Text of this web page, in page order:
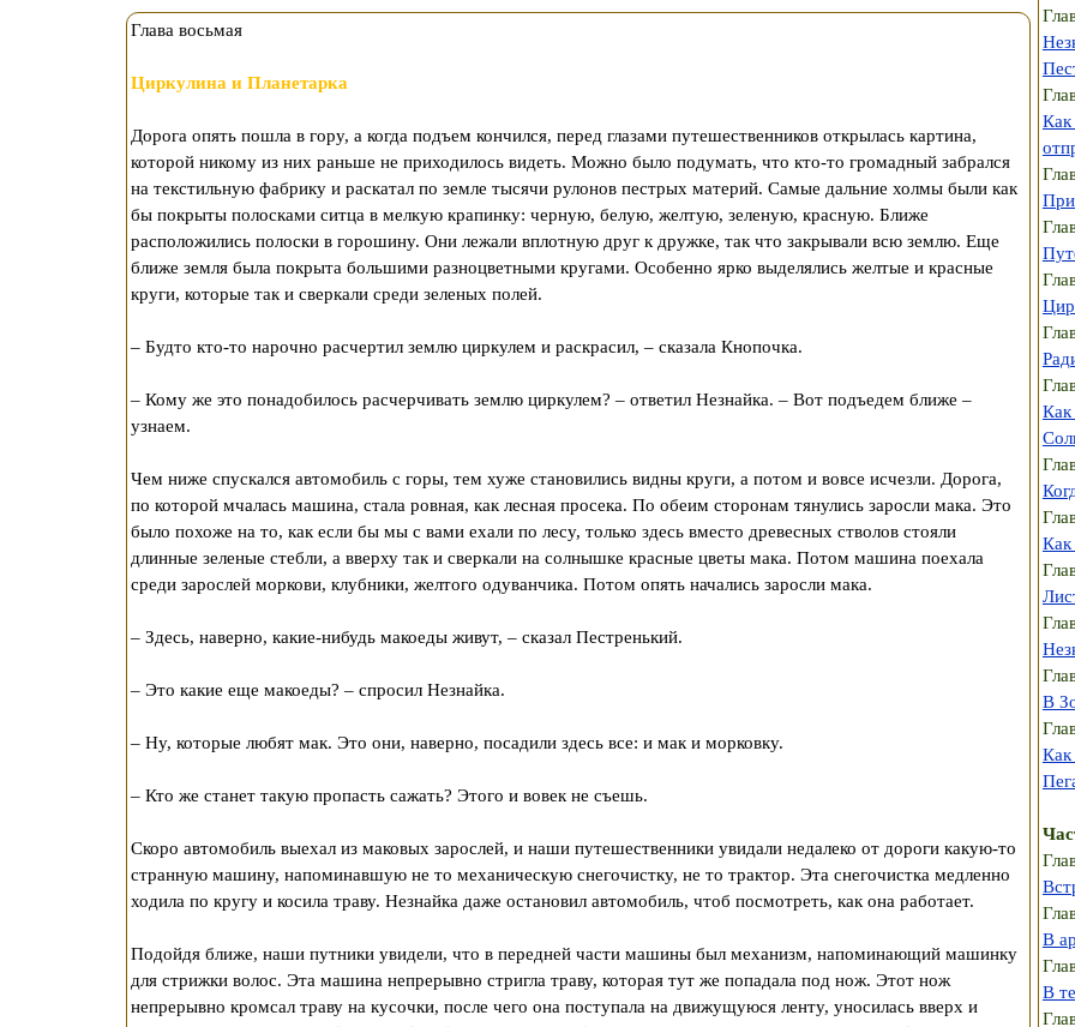
Глава восьмая
Циркулина и Планетарка
Дорога опять пошла в гору, а когда подъем кончился, перед глазами путешественников открылась картина,
которой никому из них раньше не приходилось видеть. Можно было подумать, что кто-то громадный забрался
на текстильную фабрику и раскатал по земле тысячи рулонов пестрых материй. Самые дальние холмы были как
бы покрыты полосками ситца в мелкую крапинку: черную, белую, желтую, зеленую, красную. Ближе
расположились полоски в горошину. Они лежали вплотную друг к дружке, так что закрывали всю землю. Еще
ближе земля была покрыта большими разноцветными кругами. Особенно ярко выделялись желтые и красные
круги, которые так и сверкали среди зеленых полей.
– Будто кто-то нарочно расчертил землю циркулем и раскрасил, – сказала Кнопочка.
– Кому же это понадобилось расчерчивать землю циркулем? – ответил Незнайка. – Вот подъедем ближе –
узнаем.
Чем ниже спускался автомобиль с горы, тем хуже становились видны круги, а потом и вовсе исчезли. Дорога,
по которой мчалась машина, стала ровная, как лесная просека. По обеим сторонам тянулись заросли мака. Это
было похоже на то, как если бы мы с вами ехали по лесу, только здесь вместо древесных стволов стояли
длинные зеленые стебли, а вверху так и сверкали на солнышке красные цветы мака. Потом машина поехала
среди зарослей моркови, клубники, желтого одуванчика. Потом опять начались заросли мака.
– Здесь, наверно, какие-нибудь макоеды живут, – сказал Пестренький.
– Это какие еще макоеды? – спросил Незнайка.
– Ну, которые любят мак. Это они, наверно, посадили здесь все: и мак и морковку.
– Кто же станет такую пропасть сажать? Этого и вовек не съешь.
Скоро автомобиль выехал из маковых зарослей, и наши путешественники увидали недалеко от дороги какую-то
странную машину, напоминавшую не то механическую снегочистку, не то трактор. Эта снегочистка медленно
ходила по кругу и косила траву. Незнайка даже остановил автомобиль, чтоб посмотреть, как она работает.
Подойдя ближе, наши путники увидели, что в передней части машины был механизм, напоминающий машинку
для стрижки волос. Эта машина непрерывно стригла траву, которая тут же попадала под нож. Этот нож
непрерывно кромсал траву на кусочки, после чего она поступала на движущуюся ленту, уносилась вверх и
Как
Как
Как
В
Как
В
В